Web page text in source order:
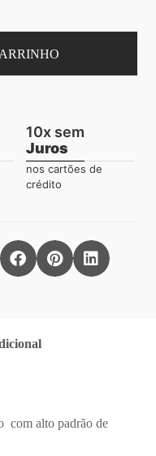
10x sem
Juros
nos cartões de
crédito
com alto padrão de